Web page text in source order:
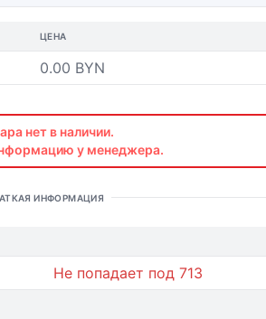
ЦЕНА
0.00 BYN
нет в наличии.
у менеджера.
ИНФОРМАЦИЯ
Не попадает под 713